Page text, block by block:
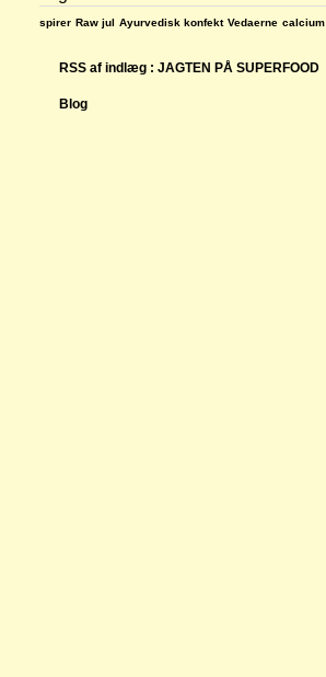
spirer Raw jul Ayurvedisk konfekt Vedaerne calcium
RSS af indlæg : JAGTEN PÅ SUPERFOOD
Blog